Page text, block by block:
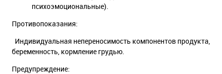
психоэмоциональные).
Противопоказания:
Индивидуальная непереносимость компонентов продукта,
беременность, кормление грудью.
Предупреждение: